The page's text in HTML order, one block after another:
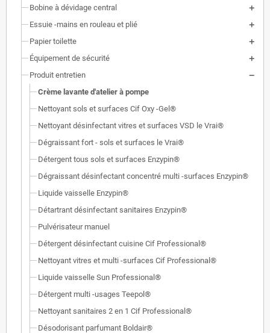
Bobine à dévidage central
Essuie -mains en rouleau et plié
Papier toilette
Équipement de sécurité
Produit entretien
Crème lavante d'atelier à pompe
Nettoyant sols et surfaces Cif Oxy -Gel®
Nettoyant désinfectant vitres et surfaces VSD le Vrai®
Dégraissant fort - sols et surfaces le Vrai®
Détergent tous sols et surfaces Enzypin®
Dégraissant désinfectant concentré multi -surfaces Enzypin®
Liquide vaisselle Enzypin®
Détartrant désinfectant sanitaires Enzypin®
Pulvérisateur manuel
Détergent désinfectant cuisine Cif Professional®
Nettoyant vitres et multi -surfaces Cif Professional®
Liquide vaisselle Sun Professional®
Détergent multi -usages Teepol®
Nettoyant sanitaires 2 en 1 Cif Professional®
Désodorisant parfumant Boldair®